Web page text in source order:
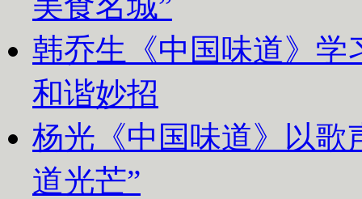
韩乔生《中国味道》学
和谐妙招
杨光《中国味道》以歌
道光芒”